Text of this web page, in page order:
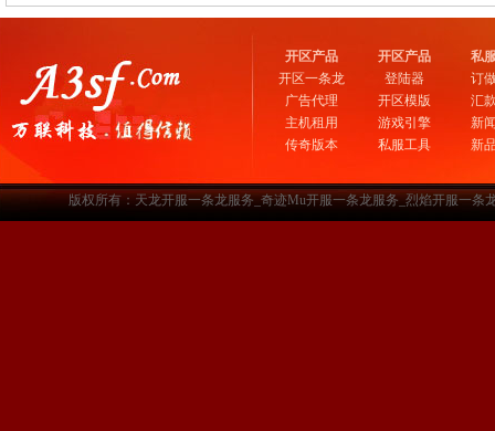
开区产品
开区一条龙
广告代理
主机租用
传奇版本
开区产品
登陆器
开区模版
游戏引擎
私服工具
私
订
汇
新
新
版权所有：天龙开服一条龙服务_奇迹Mu开服一条龙服务_烈焰开服一条